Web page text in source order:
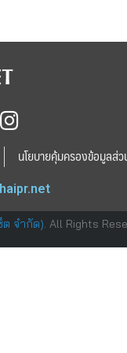
นโยบายคุ้มครองข้อมูลส่
ต จำกัด). All Rights